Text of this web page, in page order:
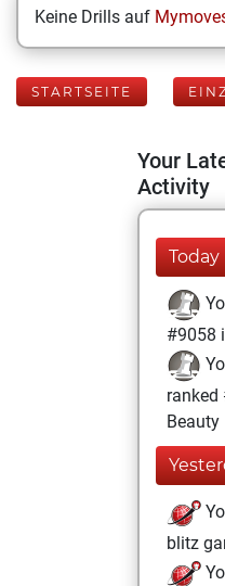
Keine Drills auf
STARTSEITE
Your
Activity
Today
#9058
ranked
Beauty
blitz